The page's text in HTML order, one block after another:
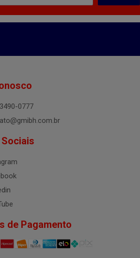
0777
de Pagamento